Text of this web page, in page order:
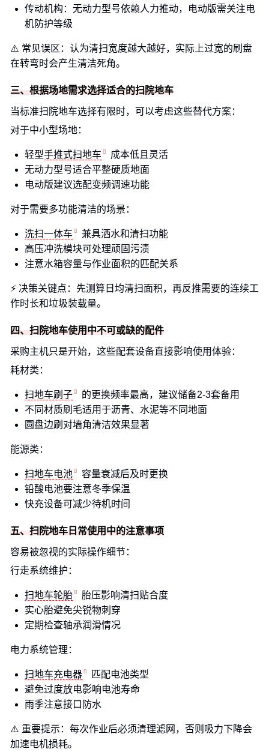
传动机构：无动力型号依赖人力推动，电动版需关注电
机防护等级
⚠️ 常见误区：认为清扫宽度越大越好，实际上过宽的刷盘
在转弯时会产生清洁死角。
三、根据场地需求选择适合的扫院地车
当标准扫院地车选择有限时，可以考虑这些替代方案：
对于中小型场地：
轻型手推式扫地车
成本低且灵活
无动力型号适合平整硬质地面
电动版建议选配变频调速功能
对于需要多功能清洁的场景：
洗扫一体车
兼具洒水和清扫功能
高压冲洗模块可处理顽固污渍
注意水箱容量与作业面积的匹配关系
⚡️ 决策关键点：先测算日均清扫面积，再反推需要的连续工
作时长和垃圾装载量。
四、扫院地车使用中不可或缺的配件
采购主机只是开始，这些配套设备直接影响使用体验：
耗材类：
扫地车刷子
的更换频率最高，建议储备2-3套备用
不同材质刷毛适用于沥青、水泥等不同地面
圆盘边刷对墙角清洁效果显著
能源类：
扫地车电池
容量衰减后及时更换
铅酸电池要注意冬季保温
快充设备可减少待机时间
五、扫院地车日常使用中的注意事项
容易被忽视的实际操作细节：
行走系统维护：
扫地车轮胎
胎压影响清扫贴合度
实心胎避免尖锐物刺穿
定期检查轴承润滑情况
电力系统管理：
扫地车充电器
匹配电池类型
避免过度放电影响电池寿命
雨季注意接口防水
⚠️ 重要提示：每次作业后必须清理滤网，否则吸力下降会
加速电机损耗。